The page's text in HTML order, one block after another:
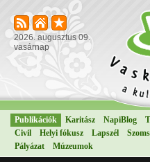
2026. augusztus 09.
vasárnap
Publikációk Karitász NapiBlog
Civil
Helyi fókusz Lapszél
Pályázat
Múzeumok